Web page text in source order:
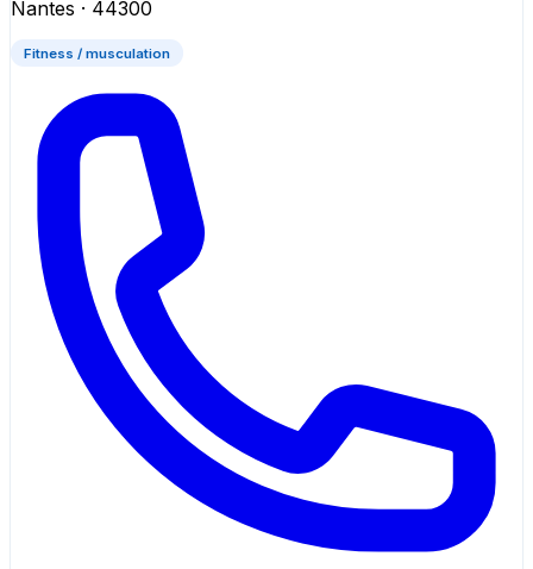
Nantes · 44300
Fitness / musculation